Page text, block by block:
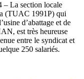
– La section locale
(TUAC 1991P) qui
d’abattage et de
, est très heureuse
entre le syndicatet
250 salariés.